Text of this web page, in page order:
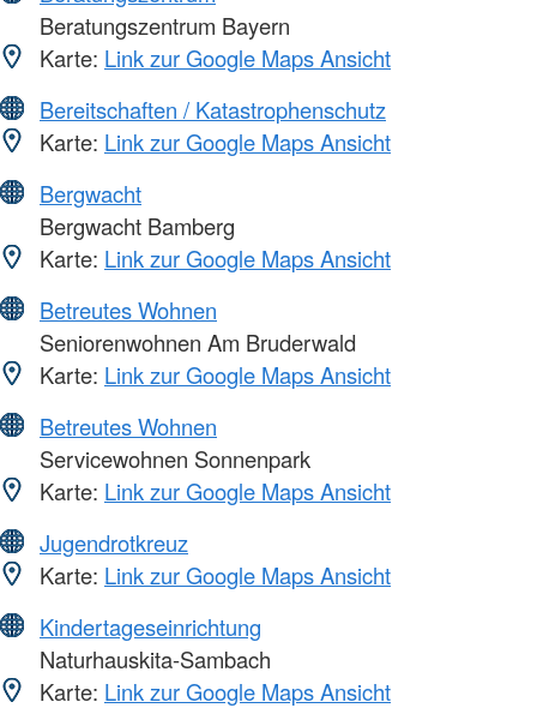
Beratungszentrum Bayern
Karte: Link zur Google Maps Ansicht
Bereitschaften / Katastrophenschutz
Karte: Link zur Google Maps Ansicht
Bergwacht
Bergwacht Bamberg
Karte: Link zur Google Maps Ansicht
Betreutes Wohnen
Seniorenwohnen Am Bruderwald
Karte: Link zur Google Maps Ansicht
Betreutes Wohnen
Servicewohnen Sonnenpark
Karte: Link zur Google Maps Ansicht
Jugendrotkreuz
Karte: Link zur Google Maps Ansicht
Kindertageseinrichtung
Naturhauskita-Sambach
Karte: Link zur Google Maps Ansicht